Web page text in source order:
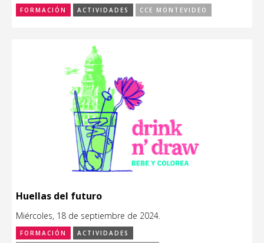
FORMACIÓN ACTIVIDADES CCE MONTEVIDEO
Huellas del futuro
Miércoles, 18 de septiembre de 2024.
FORMACIÓN
ACTIVIDADES